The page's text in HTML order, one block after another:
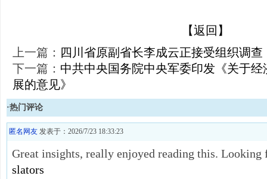
【返回】
上一篇： 四川省原副省长李成云正接受组织调查
下一篇： 中共中央国务院中央军委印发《关于
展的意见》
·热门评论
匿名网友 发表于：2026/7/23 18:33:23
Great insights, really enjoyed reading this.
slators